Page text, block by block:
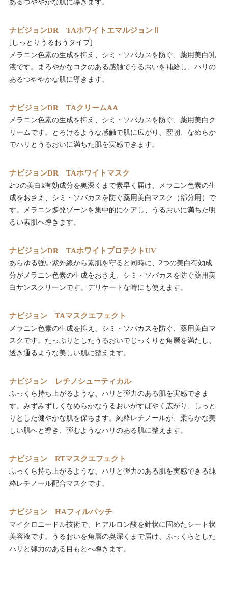
あるつややかな肌に導きます。
ナビジョンDR TAホワイトエマルジョンⅡ
[しっとりうるおうタイプ]
メラニン色素の生成を抑え、シミ・ソバカスを防ぐ、薬用美白乳
液です。まろやかなコクのある感触でうるおいを補給し、ハリの
あるつややかな肌に導きます。
ナビジョンDR TAクリームAA
メラニン色素の生成を抑え、シミ・ソバカスを防ぐ、薬用美白ク
リームです。とろけるような感触で肌に広がり、翌朝、なめらか
でハリとうるおいに満ちた肌を実感できます。
ナビジョンDR TAホワイトマスク
2つの美白k有効成分を奥深くまで素早く届け、メラニン色素の生
成をおさえ、シミ・ソバカスを防ぐ薬用美白マスク（部分用）で
す。メラニン多発ゾーンを集中的にケアし、うるおいに満ちた明
るい素肌へ導きます。
ナビジョンDR TAホワイトプロテクトUV
あらゆる強い紫外線から素肌を守ると同時に、2つの美白有効成
分がメラニン色素の生成をおさえ、シミ・ソバカスを防ぐ薬用美
白サンスクリーンです。デリケートな時にも使えます。
ナビジョン TAマスクエフェクト
メラニン色素の生成を抑え、シミ・ソバカスを防ぐ、薬用美白マ
スクです。たっぷりとしたうるおいでじっくりと角層を満たし、
透き通るような美しい肌に整えます。
ナビジョン レチノシューティカル
ふっくら持ち上がるような、ハリと弾力のある肌を実感できま
す。みずみずしくなめらかなうるおいがすばやく広がり、しっと
りとした健やかな肌を保ちます。純粋レチノールが、柔らかな美
しい肌へと導き、弾むようなハリのある肌に整えます。
ナビジョン RTマスクエフェクト
ふっくら持ち上がるような、ハリと弾力のある肌を実感できる純
粋レチノール配合マスクです。
ナビジョン HAフィルパッチ
マイクロニードル技術で、ヒアルロン酸を針状に固めたシート状
美容液です。うるおいを角層の奥深くまで届け、ふっくらとした
ハリと弾力のある目もとへ導きます。